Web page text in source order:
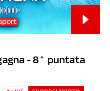
- 8^ puntata